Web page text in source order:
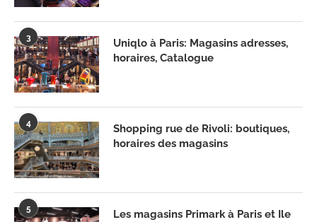
3
Uniqlo à Paris: Magasins adresses,
horaires, Catalogue
4
Shopping rue de Rivoli: boutiques,
horaires des magasins
5
Les magasins Primark à Paris et Ile